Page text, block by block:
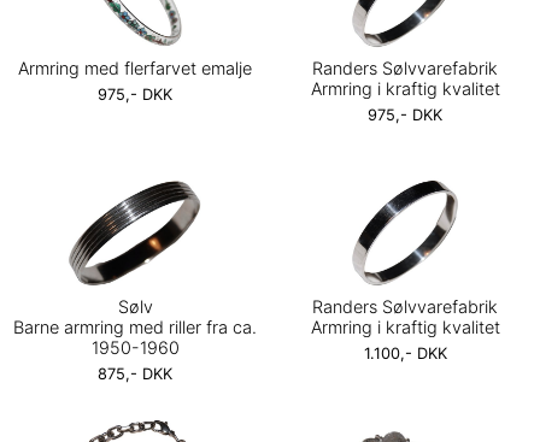
Armring med flerfarvet emalje
975,- DKK
Randers Sølvvarefabrik
Armring i kraftig kvalitet
975,- DKK
Sølv
Barne armring med riller fra ca.
1950-1960
875,- DKK
Randers Sølvvarefabrik
Armring i kraftig kvalitet
1.100,- DKK